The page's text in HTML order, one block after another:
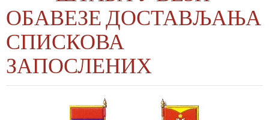
ОБАВЕЗЕ ДОСТАВЉАЊА
СПИСКОВА
ЗАПОСЛЕНИХ